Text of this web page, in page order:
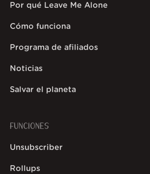
Por qué Leave Me Alone
Cómo funciona
Programa de afiliados
Noticias
Salvar el planeta
FUNCIONES
Unsubscriber
Rollups